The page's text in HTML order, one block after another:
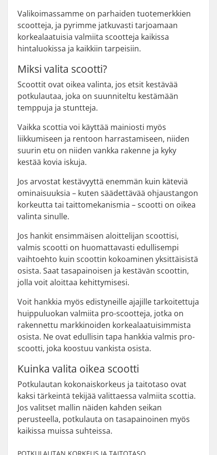
Valikoimassamme on parhaiden tuotemerkkien
scootteja, ja pyrimme jatkuvasti tarjoamaan
korkealaatuisia valmiita scootteja kaikissa
hintaluokissa ja kaikkiin tarpeisiin.
Miksi valita scootti?
Scoottit ovat oikea valinta, jos etsit kestävää
potkulautaa, joka on suunniteltu kestämään
temppuja ja stuntteja.
Vaikka scottia voi käyttää mainiosti myös
liikkumiseen ja rentoon harrastamiseen, niiden
suurin etu on niiden vankka rakenne ja kyky
kestää kovia iskuja.
Jos arvostat kestävyyttä enemmän kuin käteviä
ominaisuuksia – kuten säädettävää ohjaustangon
korkeutta tai taittomekanismia – scootti on oikea
valinta sinulle.
Jos hankit ensimmäisen aloittelijan scoottisi,
valmis scootti on huomattavasti edullisempi
vaihtoehto kuin scoottin kokoaminen yksittäisistä
osista. Saat tasapainoisen ja kestävän scoottin,
jolla voit aloittaa kehittymisesi.
Voit hankkia myös edistyneille ajajille tarkoitettuja
huippuluokan valmiita pro-scootteja, jotka on
rakennettu markkinoiden korkealaatuisimmista
osista. Ne ovat edullisin tapa hankkia valmis pro-
scootti, joka koostuu vankista osista.
Kuinka valita oikea scootti
Potkulautan kokonaiskorkeus ja taitotaso ovat
kaksi tärkeintä tekijää valittaessa valmiita scottia.
Jos valitset mallin näiden kahden seikan
perusteella, potkulauta on tasapainoinen myös
kaikissa muissa suhteissa.